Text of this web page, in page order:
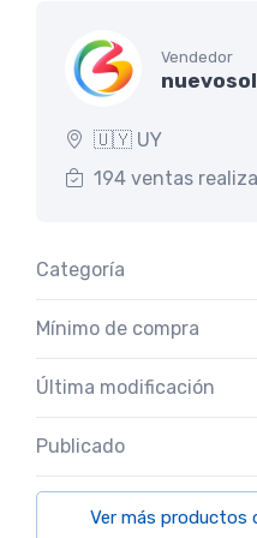
Vendedor
🇺🇾 UY
194 ventas
Categoría
Mínimo de compra
Última modificación
Publicado
Ver más productos